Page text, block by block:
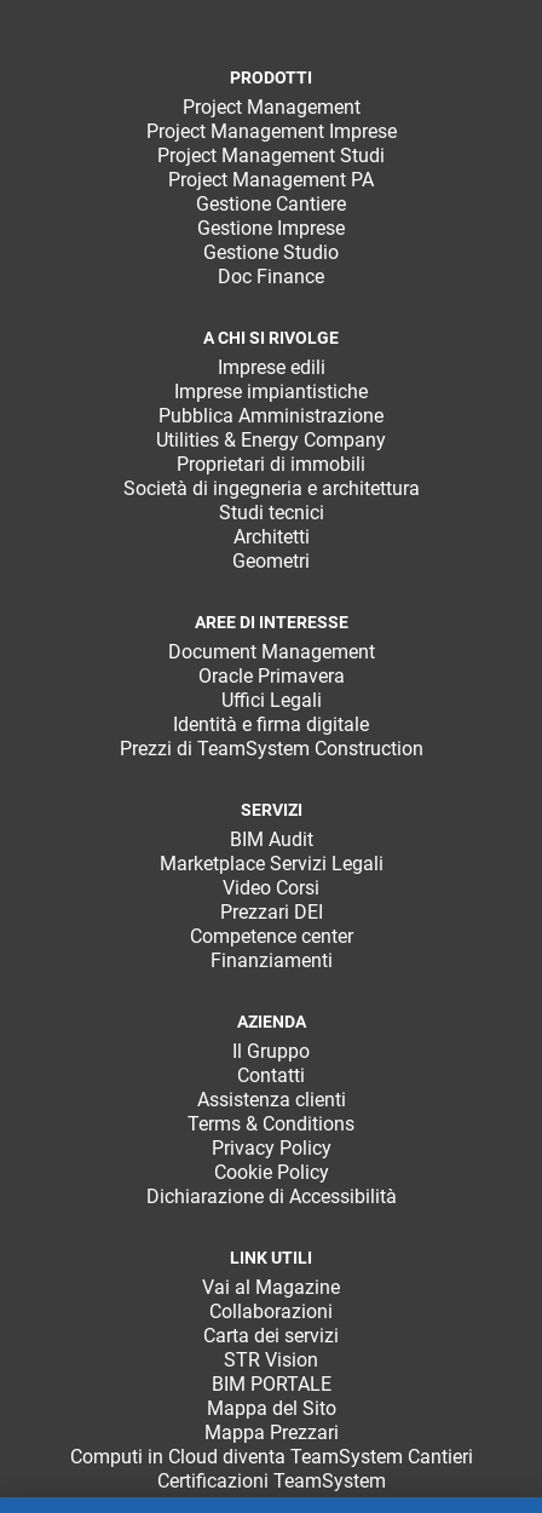
PRODOTTI
Project Management
Project Management Imprese
Project Management Studi
Project Management PA
Gestione Cantiere
Gestione Imprese
Gestione Studio
Doc Finance
A CHI SI RIVOLGE
Imprese edili
Imprese impiantistiche
Pubblica Amministrazione
Utilities & Energy Company
Proprietari di immobili
Società di ingegneria e architettura
Studi tecnici
Architetti
Geometri
AREE DI INTERESSE
Document Management
Oracle Primavera
Uffici Legali
Identità e firma digitale
Prezzi di TeamSystem Construction
SERVIZI
BIM Audit
Marketplace Servizi Legali
Video Corsi
Prezzari DEI
Competence center
Finanziamenti
AZIENDA
Il Gruppo
Contatti
Assistenza clienti
Terms & Conditions
Privacy Policy
Cookie Policy
Dichiarazione di Accessibilità
LINK UTILI
Vai al Magazine
Collaborazioni
Carta dei servizi
STR Vision
BIM PORTALE
Mappa del Sito
Mappa Prezzari
Computi in Cloud diventa TeamSystem Cantieri
Certificazioni TeamSystem